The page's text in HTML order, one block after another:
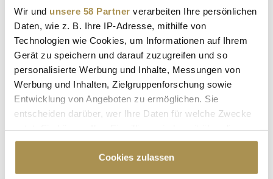
Wir und unsere 58 Partner verarbeiten Ihre persönlichen
Daten, wie z. B. Ihre IP-Adresse, mithilfe von
Technologien wie Cookies, um Informationen auf Ihrem
Gerät zu speichern und darauf zuzugreifen und so
personalisierte Werbung und Inhalte, Messungen von
Werbung und Inhalten, Zielgruppenforschung sowie
Entwicklung von Angeboten zu ermöglichen. Sie
entscheiden darüber, wer Ihre Daten für welche Zwecke
Cookie-Erklärung oder durch Klicken auf das Privacy
Trigger Symbol ändern oder widerrufen
Cookies zulassen
Sicherheitscode bestätigen: *